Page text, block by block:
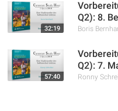
32:19
Q2): 8.
Boris
57:40
Q2): 7.
Ronny